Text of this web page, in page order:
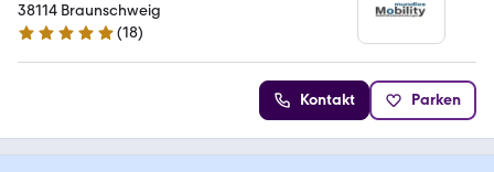
38114 Braunschweig
4.8 Sterne
(18)
Kontakt Parken